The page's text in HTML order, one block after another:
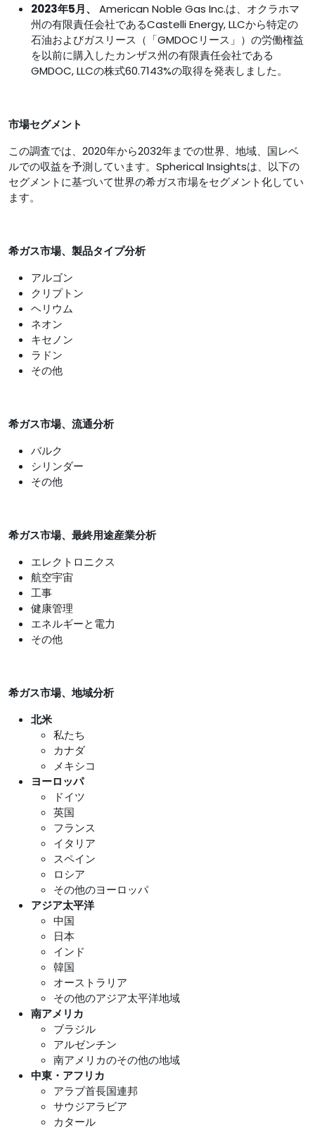
2023年5月、
American Noble Gas Inc.は、オクラホマ
州の有限責任会社であるCastelli Energy, LLCから特定の
石油およびガスリース（「GMDOCリース」）の労働権益
を以前に購入したカンザス州の有限責任会社である
GMDOC, LLCの株式60.7143%の取得を発表しました。
市場セグメント
この調査では、2020年から2032年までの世界、地域、国レベ
ルでの収益を予測しています。Spherical Insightsは、以下の
セグメントに基づいて世界の希ガス市場をセグメント化してい
ます。
希ガス市場、製品タイプ分析
アルゴン
クリプトン
ヘリウム
ネオン
キセノン
ラドン
その他
希ガス市場、流通分析
バルク
シリンダー
その他
希ガス市場、最終用途産業分析
エレクトロニクス
航空宇宙
工事
健康管理
エネルギーと電力
その他
希ガス市場、地域分析
北米
私たち
カナダ
メキシコ
ヨーロッパ
ドイツ
英国
フランス
イタリア
スペイン
ロシア
その他のヨーロッパ
アジア太平洋
中国
日本
インド
韓国
オーストラリア
その他のアジア太平洋地域
南アメリカ
ブラジル
アルゼンチン
南アメリカのその他の地域
中東・アフリカ
アラブ首長国連邦
サウジアラビア
カタール